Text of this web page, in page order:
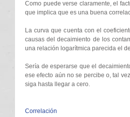
Como puede verse claramente, el
que implica que es una buena
La curva que cuenta con el
causas del decaimiento de los
una relación logarítmica parecida el
Sería de esperarse que el
ese efecto aún no se percibe o, tal
siga hasta llegar a cero.
Correlación